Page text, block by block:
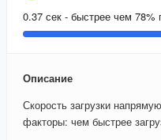
0.37 сек - быстрее чем 78%
Описание
Скорость загрузки
факторы: чем быстрее